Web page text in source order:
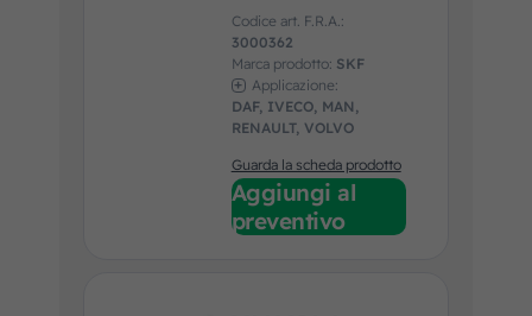
Codice art. F.R.A.:
3000362
Marca prodotto: SKF
Applicazione:
DAF, IVECO, MAN,
RENAULT, VOLVO
Guarda la scheda prodotto
Aggiungi al
preventivo